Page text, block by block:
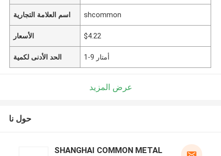
اسم العلامة التجارية shcommon
الأسعار $4.22
الحد الأدنى لكمية 1-9 أمتار
عرض المزيد
حول نا
SHANGHAI COMMON METAL